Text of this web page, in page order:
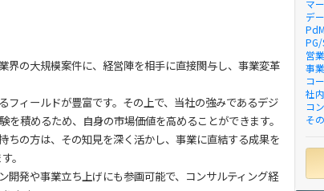
界の大規模案件に、経営陣を相手に直接関与し、事業変革
フィールドが豊富です。その上で、当社の強みであるデジ
積めるため、自身の市場価値を高めることができます。
ちの方は、その知見を深く活かし、事業に直結する成果を
。
開発や事業立ち上げにも参画可能で、コンサルティング経
マ
デ
PG/
営
事
コ
社
コ
そ